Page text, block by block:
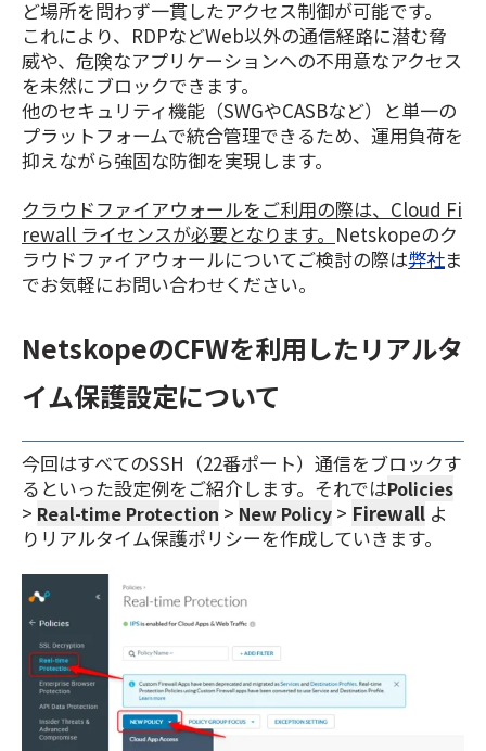
ど場所を問わず一貫したアクセス制御が可能です。
これにより、RDPなどWeb以外の通信経路に潜む脅
威や、危険なアプリケーションへの不用意なアクセス
を未然にブロックできます。
他のセキュリティ機能（SWGやCASBなど）と単一の
プラットフォームで統合管理できるため、運用負荷を
抑えながら強固な防御を実現します。
クラウドファイアウォールをご利用の際は、Cloud Fi
rewall ライセンスが必要となります。 Netskopeのク
ラウドファイアウォールについてご検討の際は弊社ま
でお気軽にお問い合わせください。
NetskopeのCFWを利用したリアルタ
イム保護設定について
今回はすべてのSSH（22番ポート）通信をブロックす
るといった設定例をご紹介します。 それではPolicies
> Real-time Protection > New Policy > Firewall よ
りリアルタイム保護ポリシーを作成していきます。